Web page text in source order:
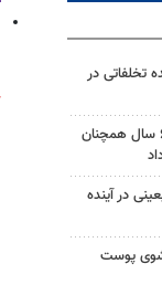
از ۸۵۰۰ پرونده تخلفاتی در
پل تنگ سریز بویراحمد پس از ۶ سال همچنان
در آینده
پوست